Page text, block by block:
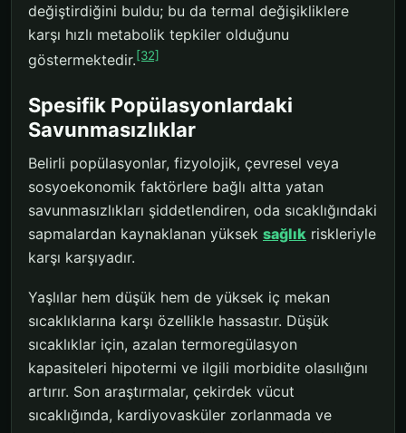
değiştirdiğini buldu; bu da termal değişikliklere
karşı hızlı metabolik tepkiler olduğunu
göstermektedir.[32]
Spesifik Popülasyonlardaki
Savunmasızlıklar
Belirli popülasyonlar, fizyolojik, çevresel veya
sosyoekonomik faktörlere bağlı altta yatan
savunmasızlıkları şiddetlendiren, oda sıcaklığındaki
sapmalardan kaynaklanan yüksek sağlık riskleriyle
karşı karşıyadır.
Yaşlılar hem düşük hem de yüksek iç mekan
sıcaklıklarına karşı özellikle hassastır. Düşük
sıcaklıklar için, azalan termoregülasyon
kapasiteleri hipotermi ve ilgili morbidite olasılığını
artırır. Son araştırmalar, çekirdek vücut
sıcaklığında, kardiyovasküler zorlanmada ve